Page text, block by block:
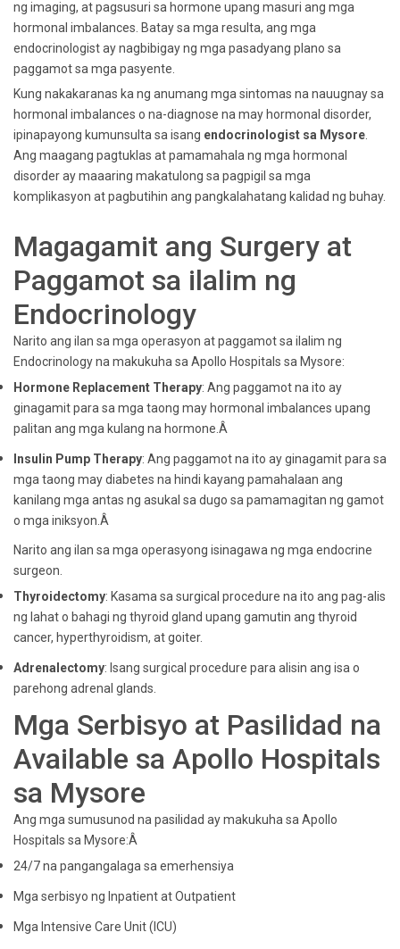
ng imaging, at pagsusuri sa hormone upang masuri ang mga
hormonal imbalances. Batay sa mga resulta, ang mga
endocrinologist ay nagbibigay ng mga pasadyang plano sa
paggamot sa mga pasyente.
Kung nakakaranas ka ng anumang mga sintomas na nauugnay sa
hormonal imbalances o na-diagnose na may hormonal disorder,
ipinapayong kumunsulta sa isang endocrinologist sa Mysore
Ang maagang pagtuklas at pamamahala ng mga hormonal
disorder ay maaaring makatulong sa pagpigil sa mga
komplikasyon at pagbutihin ang pangkalahatang kalidad ng buhay.
Magagamit ang Surgery at
Paggamot sa ilalim ng
Endocrinology
Narito ang ilan sa mga operasyon at paggamot sa ilalim ng
Endocrinology na makukuha sa Apollo Hospitals sa Mysore:
Hormone Replacement Therapy: Ang paggamot na ito ay
ginagamit para sa mga taong may hormonal imbalances upang
palitan ang mga kulang na hormone.Â
Insulin Pump Therapy: Ang paggamot na ito ay ginagamit para sa
mga taong may diabetes na hindi kayang pamahalaan ang
kanilang mga antas ng asukal sa dugo sa pamamagitan ng gamot
o mga iniksyon.Â
Narito ang ilan sa mga operasyong isinagawa ng mga endocrine
surgeon.
Thyroidectomy: Kasama sa surgical procedure na ito ang pag-alis
ng lahat o bahagi ng thyroid gland upang gamutin ang thyroid
cancer, hyperthyroidism, at goiter.
Adrenalectomy: Isang surgical procedure para alisin ang isa o
parehong adrenal glands.
Mga Serbisyo at Pasilidad na
Available sa Apollo Hospitals
sa Mysore
Ang mga sumusunod na pasilidad ay makukuha sa Apollo
Hospitals sa Mysore:Â
24/7 na pangangalaga sa emerhensiya
Mga serbisyo ng Inpatient at Outpatient
Mga Intensive Care Unit (ICU)